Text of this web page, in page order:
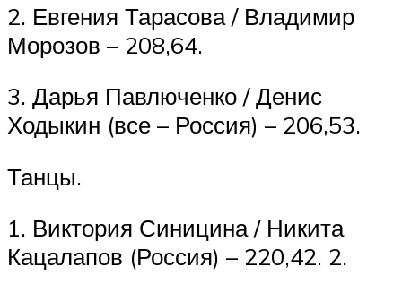
2. Евгения Тарасова / Владимир
Морозов – 208,64.
3. Дарья Павлюченко / Денис
Ходыкин (все – Россия) – 206,53.
Танцы.
1. Виктория Синицина / Никита
Кацалапов (Россия) – 220,42. 2.